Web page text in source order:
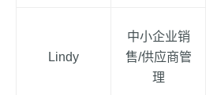
Lindy
中小企业销
售/供应商管
理